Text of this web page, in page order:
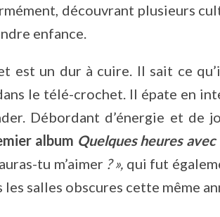
découvrant plusieurs
enfance.
est un dur à cuire. Il sait ce
le télé-crochet. Il épate en
Débordant d’énergie et de
album Quelques heures avec
tu m’aimer ? », qui fut
les salles obscures cette même